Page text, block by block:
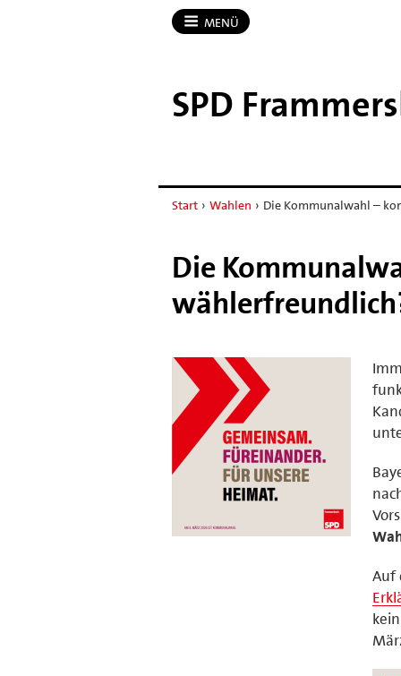
MENÜ
SPD
Start › Wahlen › Die Kommunalwahl –
Die
Auf